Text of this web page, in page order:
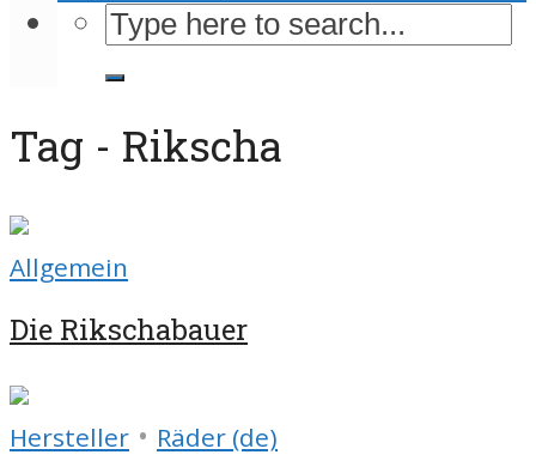
Tag - Rikscha
Allgemein
Die Rikschabauer
Hersteller • Räder (de)